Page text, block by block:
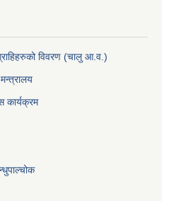
विवरण (चालु आ.व.)
कार्यक्रम